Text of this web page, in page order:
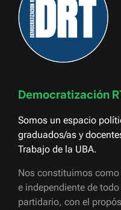
Democratización
Somos un espacio
graduados/as y
Trabajo de la UBA.
Nos constituimos
e independiente de
partidario, con el